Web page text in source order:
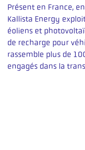
Présent en France,
Kallista Energy
éoliens et
de recharge pour
rassemble plus de
engagés dans la